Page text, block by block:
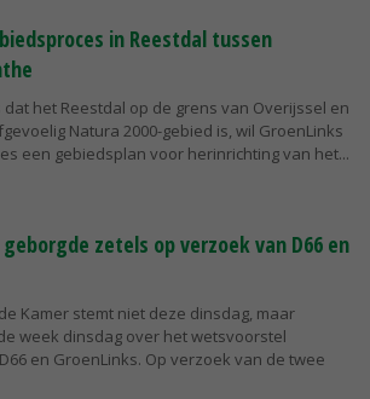
in Reestdal tussen
dat het Reestdal op de grens van Overijssel en
Natura 2000-gebied is, wil GroenLinks
een gebiedsplan voor herinrichting van het...
zetels op verzoek van D66 en
Kamer stemt niet deze dinsdag, maar
week dinsdag over het wetsvoorstel
en GroenLinks. Op verzoek van de twee